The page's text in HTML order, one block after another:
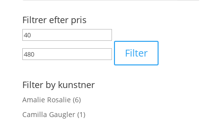
Filtrer efter pris
Mindste
Filter
Filter by kunstner
Amalie Rosalie (6)
Camilla Gaugler (1)